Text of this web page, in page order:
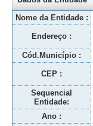
Nome da Entidade :
Endereço :
Cód.Município :
CEP :
Sequencial
Entidade:
Ano :